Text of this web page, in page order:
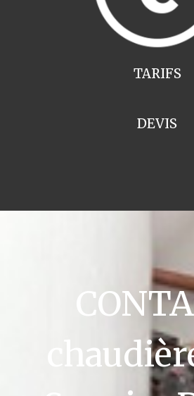
TARIFS
DEVIS